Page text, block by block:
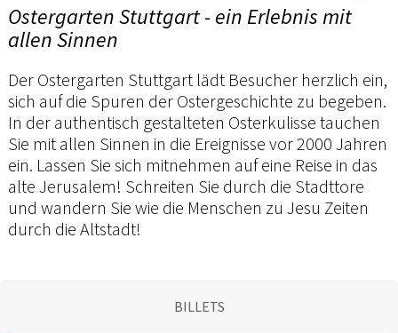
Ostergarten Stuttgart - ein Erlebnis mit
allen Sinnen
Der Ostergarten Stuttgart lädt Besucher herzlich ein,
sich auf die Spuren der Ostergeschichte zu begeben.
In der authentisch gestalteten Osterkulisse tauchen
Sie mit allen Sinnen in die Ereignisse vor 2000 Jahren
ein. Lassen Sie sich mitnehmen auf eine Reise in das
alte Jerusalem! Schreiten Sie durch die Stadttore
und wandern Sie wie die Menschen zu Jesu Zeiten
durch die Altstadt!
BILLETS